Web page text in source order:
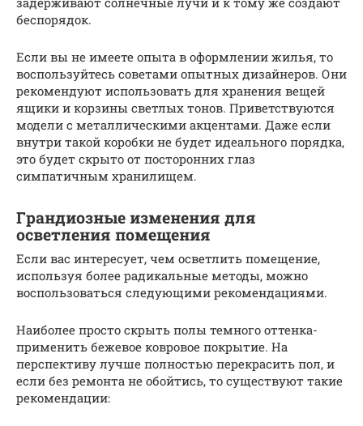
беспорядок.
Если вы не имеете опыта в оформлении жилья, то
воспользуйтесь советами опытных дизайнеров. Они
рекомендуют использовать для хранения вещей
ящики и корзины светлых тонов. Приветствуются
модели с металлическими акцентами. Даже если
внутри такой коробки не будет идеального порядка,
это будет скрыто от посторонних глаз
симпатичным хранилищем.
Грандиозные изменения для
осветления помещения
Если вас интересует, чем осветлить помещение,
используя более радикальные методы, можно
воспользоваться следующими рекомендациями.
Наиболее просто скрыть полы темного оттенка-
применить бежевое ковровое покрытие. На
перспективу лучше полностью перекрасить пол, и
если без ремонта не обойтись, то существуют такие
рекомендации: